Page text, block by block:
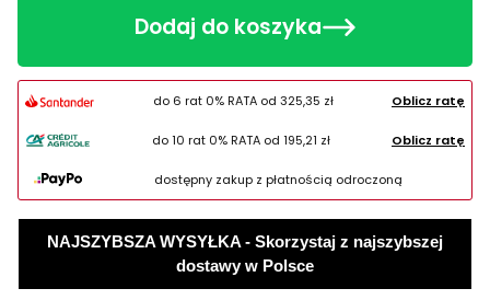
Dodaj do koszyka
do 6 rat 0% RATA od 325,35 zł Oblicz ratę
do 10 rat 0% RATA od 195,21 zł Oblicz ratę
dostępny zakup z płatnością odroczoną
NAJSZYBSZA WYSYŁKA - Skorzystaj z najszybszej
dostawy w Polsce